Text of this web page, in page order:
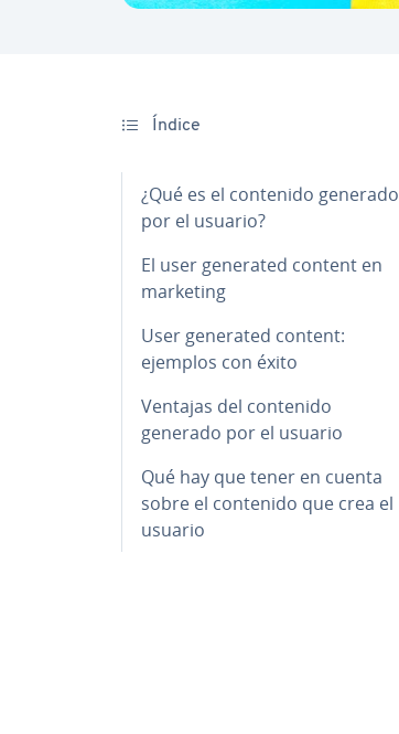
Índice
¿Qué es el contenido generado
por el usuario?
El user generated content en
marketing
User generated content:
ejemplos con éxito
Ventajas del contenido
generado por el usuario
Qué hay que tener en cuenta
sobre el contenido que crea el
usuario